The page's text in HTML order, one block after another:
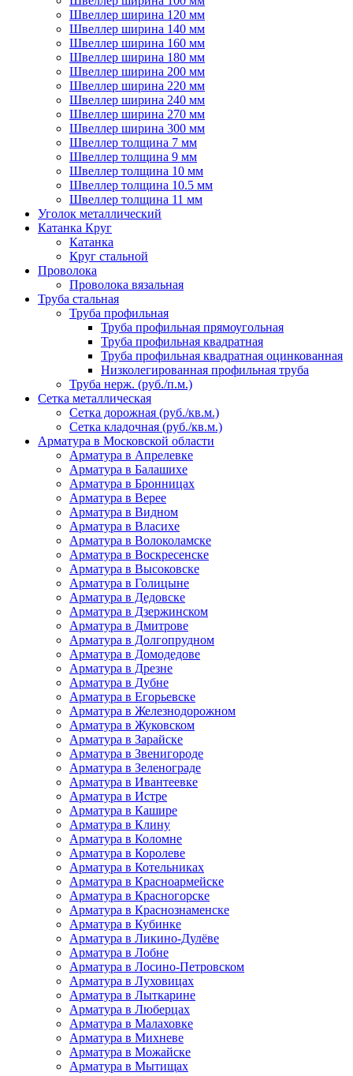
Швеллер ширина 120 мм
Швеллер ширина 140 мм
Швеллер ширина 160 мм
Швеллер ширина 180 мм
Швеллер ширина 200 мм
Швеллер ширина 220 мм
Швеллер ширина 240 мм
Швеллер ширина 270 мм
Швеллер ширина 300 мм
Швеллер толщина 7 мм
Швеллер толщина 9 мм
Швеллер толщина 10 мм
Швеллер толщина 10.5 мм
Швеллер толщина 11 мм
Уголок металлический
Катанка Круг
Катанка
Круг стальной
Проволока
Проволока вязальная
Труба стальная
Труба профильная
Труба профильная прямоугольная
Труба профильная квадратная
Труба профильная квадратная оцинкованная
Низколегированная профильная труба
Труба нерж. (руб./п.м.)
Сетка металлическая
Сетка дорожная (руб./кв.м.)
Сетка кладочная (руб./кв.м.)
Арматура в Московской области
Арматура в Апрелевке
Арматура в Балашихе
Арматура в Бронницах
Арматура в Верее
Арматура в Видном
Арматура в Власихе
Арматура в Волоколамске
Арматура в Воскресенске
Арматура в Высоковске
Арматура в Голицыне
Арматура в Дедовске
Арматура в Дзержинском
Арматура в Дмитрове
Арматура в Долгопрудном
Арматура в Домодедове
Арматура в Дрезне
Арматура в Дубне
Арматура в Егорьевске
Арматура в Железнодорожном
Арматура в Жуковском
Арматура в Зарайске
Арматура в Звенигороде
Арматура в Зеленограде
Арматура в Ивантеевке
Арматура в Истре
Арматура в Кашире
Арматура в Клину
Арматура в Коломне
Арматура в Королеве
Арматура в Котельниках
Арматура в Красноармейске
Арматура в Красногорске
Арматура в Краснознаменске
Арматура в Кубинке
Арматура в Ликино-Дулёве
Арматура в Лобне
Арматура в Лосино-Петровском
Арматура в Луховицах
Арматура в Лыткарине
Арматура в Люберцах
Арматура в Малаховке
Арматура в Михневе
Арматура в Можайске
Арматура в Мытищах